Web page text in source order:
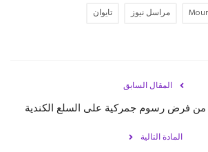
مراسل نيوز تايوان
المقال السابق
من فرض رسوم جمركية على السلع الكندية
المادة التالية